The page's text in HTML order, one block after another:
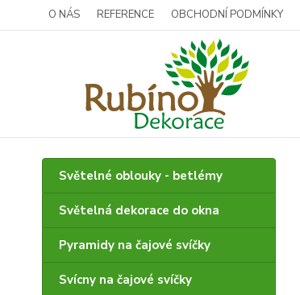
O NÁS REFERENCE OBCHODNÍ PODMÍNKY
Světelné oblouky - betlémy
Světelná dekorace do okna
Pyramidy na čajové svíčky
Svícny na čajové svíčky